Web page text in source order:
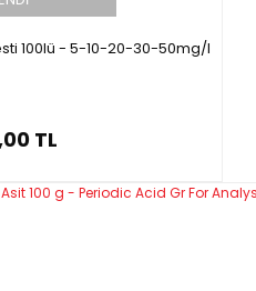
100lü - 5-10-20-30-50mg/l
TL